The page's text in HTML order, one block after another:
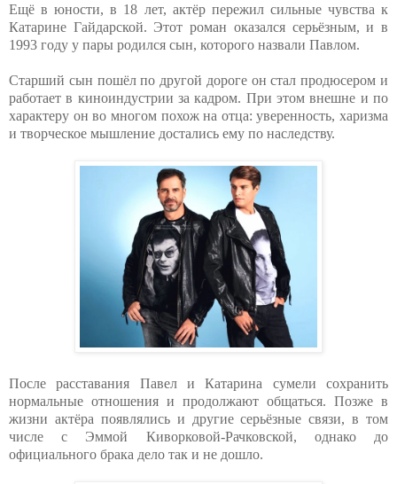
Ещё в юности, в 18 лет, актёр пережил сильные чувства к
Катарине Гайдарской. Этот роман оказался серьёзным, и в
1993 году у пары родился сын, которого назвали Павлом.
Старший сын пошёл по другой дороге он стал продюсером и
работает в киноиндустрии за кадром. При этом внешне и по
характеру он во многом похож на отца: уверенность, харизма
и творческое мышление достались ему по наследству.
После расставания Павел и Катарина сумели сохранить
нормальные отношения и продолжают общаться. Позже в
жизни актёра появлялись и другие серьёзные связи, в том
числе с Эммой Киворковой-Рачковской, однако до
официального брака дело так и не дошло.